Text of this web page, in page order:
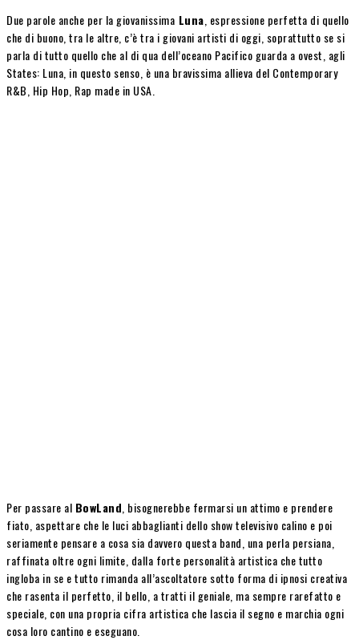
Due parole anche per la giovanissima Luna , espressione perfetta di quello
che di buono, tra le altre, c’è tra i giovani artisti di oggi, soprattutto se si
parla di tutto quello che al di qua dell’oceano Pacifico guarda a ovest, agli
States: Luna, in questo senso, è una bravissima allieva del Contemporary
R&B, Hip Hop, Rap made in USA.
Per passare al BowLand , bisognerebbe fermarsi un attimo e prendere
fiato, aspettare che le luci abbaglianti dello show televisivo calino e poi
seriamente pensare a cosa sia davvero questa band, una perla persiana,
raffinata oltre ogni limite, dalla forte personalità artistica che tutto
ingloba in se e tutto rimanda all’ascoltatore sotto forma di ipnosi creativa
che rasenta il perfetto, il bello, a tratti il geniale, ma sempre rarefatto e
speciale, con una propria cifra artistica che lascia il segno e marchia ogni
cosa loro cantino e eseguano.